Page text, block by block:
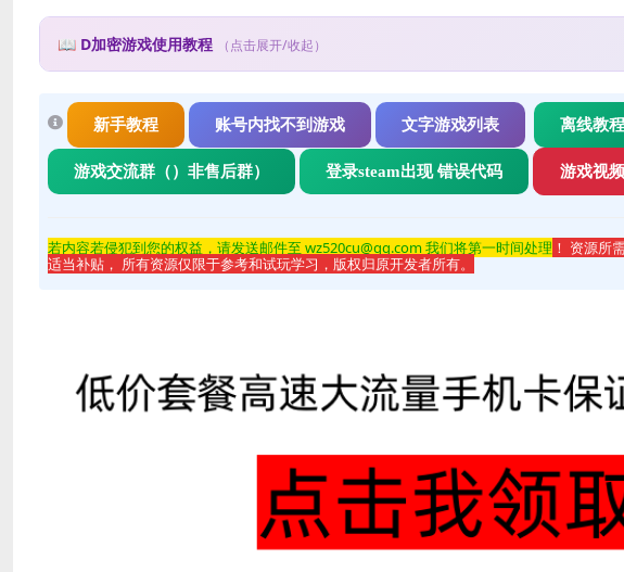
📖 D加密游戏使用教程 （点击展开/收起）
🛡️ D加密游戏使用教程
什么是D加密？
D加密（Denuvo）是一种游戏防篡改技术，使用此类游戏需要特殊的操作步骤。
使用步骤：
获取Steam账号和密码
使用获取的账号登录Steam客户端
D加密游戏每个账号每天有使用人数限制
请勿修改账号密码或进行任何账号操作
新手教程 账号内找不到游戏 文字游戏列表 离线教程
游戏交流群（）非售后群） 登录steam出现 错误代码 游戏视
若内容若侵犯到您的权益，请发送邮件至 wz520cu@qq.com 我们将第一时间处理 ！ 资源所
适当补贴， 所有资源仅限于参考和试玩学习，版权归原开发者所有。